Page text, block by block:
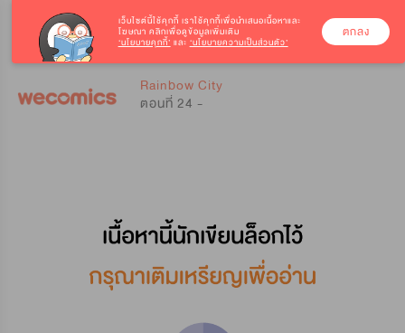
Rainbow City
ตอนที่ 24 -
เว็บไซต์นี้ใช้คุกกี้ เราใช้คุกกี้เพื่อนำเสนอเนื้อหาและ
โฆษณา คลิกเพื่อดูข้อมูลเพิ่มเติม
‘นโยบายคุกกี้’ และ ‘นโยบายความเป็นส่วนตัว’
ตกลง